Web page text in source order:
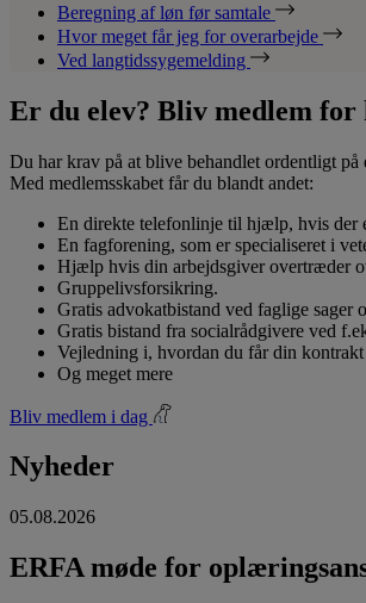
Beregning af løn før samtale
Hvor meget får jeg for overarbejde
Ved langtidssygemelding
Er du elev? Bliv medlem for
Du har krav på at blive behandlet ordentligt
Med medlemsskabet får du blandt andet:
En direkte telefonlinje til hjælp, hvis der
En fagforening, som er specialiseret i
Hjælp hvis din arbejdsgiver overtræder
Gruppelivsforsikring.
Gratis advokatbistand ved faglige sager
Gratis bistand fra socialrådgivere ved
Vejledning i, hvordan du får din
Og meget mere
Bliv medlem i dag
Nyheder
05.08.2026
ERFA møde for